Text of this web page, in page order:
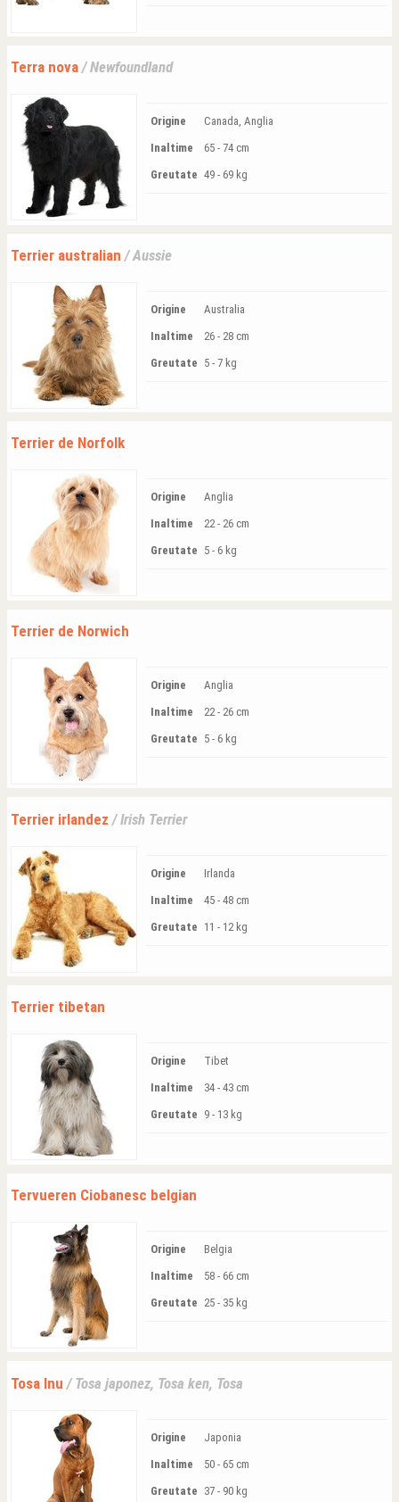
Terra nova/ Newfoundland
Origine
Canada, Anglia
Inaltime
65 - 74 cm
Greutate 49 - 69 kg
Terrier australian / Aussie
Origine
Australia
Inaltime
26 - 28 cm
Greutate 5 - 7 kg
Terrier de Norfolk
Origine
Anglia
Inaltime
22 - 26 cm
Greutate 5 - 6 kg
Terrier de Norwich
Origine
Anglia
Inaltime
22 - 26 cm
Greutate 5 - 6 kg
Terrier irlandez / Irish Terrier
Origine
Irlanda
Inaltime
45 - 48 cm
Greutate 11 - 12 kg
Terrier tibetan
Origine
Tibet
Inaltime
34 - 43 cm
Greutate 9 - 13 kg
Tervueren Ciobanesc belgian
Origine
Belgia
Inaltime
58 - 66 cm
Greutate 25 - 35 kg
Tosa Inu / Tosa japonez, Tosa ken, Tosa
Origine
Japonia
Inaltime
50 - 65 cm
Greutate 37 - 90 kg